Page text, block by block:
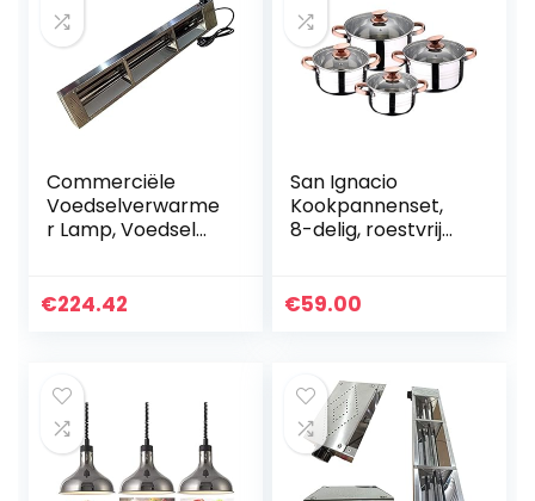
Commerciële
Voedselverwarme
r Lamp, Voedsel
Feesten En
€224.42
San Ignacio
Kookpannenset,
8-delig, roestvrij
voor inductie,
€59.00